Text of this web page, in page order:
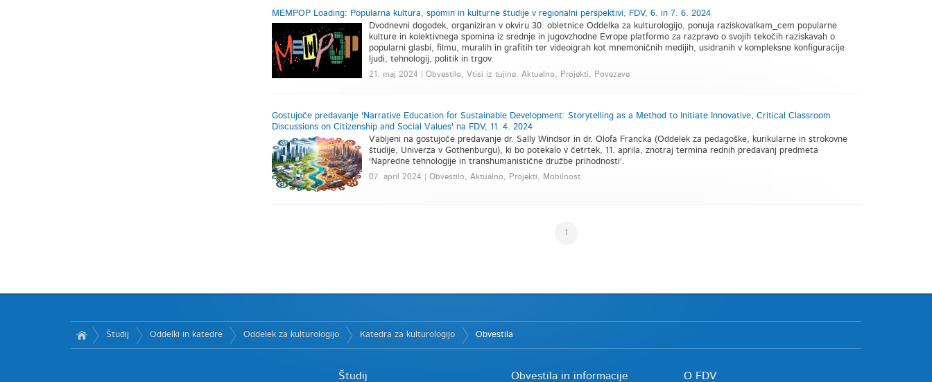
MEMPOP Loading: Popularna kultura, spomin in kulturne študije v regionalni perspektivi, FDV, 6. in 7. 6. 2024
Dvodnevni dogodek, organiziran v okviru 30. obletnice Oddelka za kulturologijo, ponuja raziskovalkam_cem popularne
kulture in kolektivnega spomina iz srednje in jugovzhodne Evrope platformo za razpravo o svojih tekočih raziskavah o
popularni glasbi, filmu, muralih in grafitih ter videoigrah kot mnemoničnih medijih, usidranih v kompleksne konfiguracije
ljudi, tehnologij, politik in trgov.
21. maj 2024 | Obvestilo, Vtisi iz tujine, Aktualno, Projekti, Povezave
Gostujoče predavanje 'Narrative Education for Sustainable Development: Storytelling as a Method to Initiate Innovative, Critical Classroom
Discussions on Citizenship and Social Values' na FDV, 11. 4. 2024
Vabljeni na gostujoče predavanje dr. Sally Windsor in dr. Olofa Francka (Oddelek za pedagoške, kurikularne in strokovne
študije, Univerza v Gothenburgu), ki bo potekalo v četrtek, 11. aprila, znotraj termina rednih predavanj predmeta
'Napredne tehnologije in transhumanistične družbe prihodnosti'.
07. april 2024 | Obvestilo, Aktualno, Projekti, Mobilnost
1
Študij Oddelki in katedre Oddelek za kulturologijo Katedra za kulturologijo Obvestila
Študij Obvestila in informacije O FDV